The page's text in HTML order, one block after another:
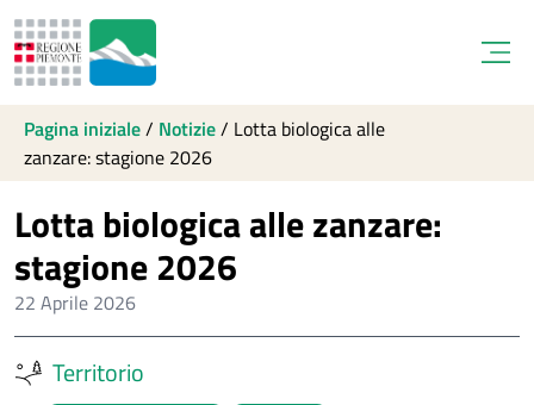
Pagina iniziale/ Notizie/ Lotta biologica alle
zanzare: stagione 2026
Lotta biologica alle zanzare:
stagione 2026
22 Aprile 2026
Territorio